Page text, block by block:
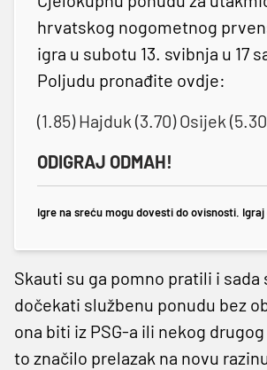
hrvatskog nogometnog
igra u subotu 13. svibnja u 17
Poljudu pronađite ovdje:
(1.85) Hajduk (3.70) Osijek
ODIGRAJ ODMAH!
Igre na sreću mogu dovesti do ovisnosti. Igraj
Skauti su ga pomno pratili i sada
dočekati službenu ponudu bez
ona biti iz PSG-a ili nekog
to značilo prelazak na novu